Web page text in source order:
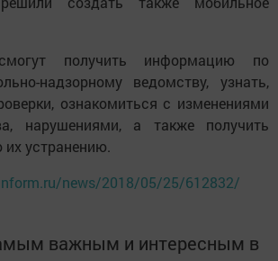
получить информацию по
надзорному ведомству, узнать,
ознакомиться с изменениями
нарушениями, а также получить
устранению.
news/2018/05/25/612832/
важным и интересным в